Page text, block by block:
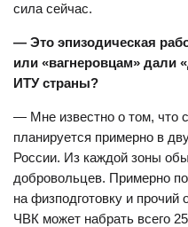
сила сейчас.
— Это эпизодическая
или «вагнеровцам» дали
ИТУ страны?
— Мне известно о том, что
планируется примерно в
России. Из каждой зоны
добровольцев. Примерно
на физподготовку и прочий
ЧВК может набрать всего